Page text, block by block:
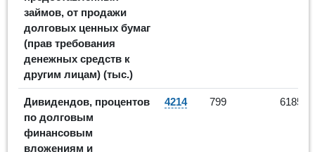
займов, от продажи
долговых ценных бумаг
(прав требования
денежных средств к
другим лицам) (тыс.)
Дивидендов, процентов
по долговым
финансовым
вложениям и
4214 799 6185